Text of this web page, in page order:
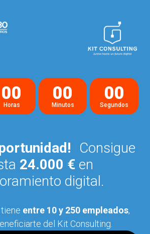
00
Horas
00
Minutos
00
Segundos
Consigue
24.000 € en
digital.
entre 10 y 250 empleados,
del Kit Consulting.